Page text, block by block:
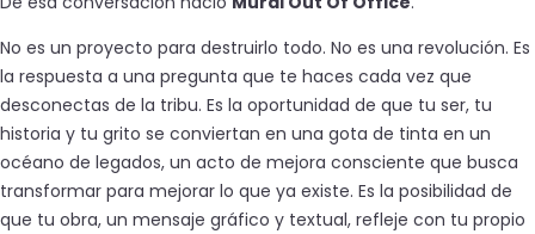
No es un proyecto para destruirlo todo. No es una revolución. Es
la respuesta a una pregunta que te haces cada vez que
desconectas de la tribu. Es la oportunidad de que tu ser, tu
historia y tu grito se conviertan en una gota de tinta en un
océano de legados, un acto de mejora consciente que busca
transformar para mejorar lo que ya existe. Es la posibilidad de
que tu obra, un mensaje gráfico y textual, refleje con tu propio